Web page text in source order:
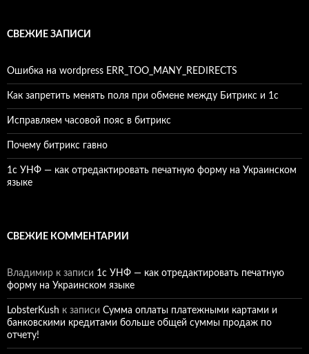
СВЕЖИЕ ЗАПИСИ
Ошибка на wordpress ERR_TOO_MANY_REDIRECTS
Как запретить менять поля при обмене между Битрикс и 1с
Исправляем часовой пояс в битрикс
Почему битрикс гавно
1c УНФ — как отредактировать печатную форму на Украинском
языке
СВЕЖИЕ КОММЕНТАРИИ
Владимир к записи 1c УНФ — как отредактировать печатную
форму на Украинском языке
LobsterKush к записи Сумма оплаты платежными картами и
банковскими кредитами больше общей суммы продаж по
отчету!